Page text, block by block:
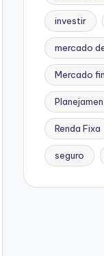
investir
mercado
Mercado
Renda Fixa
seguro